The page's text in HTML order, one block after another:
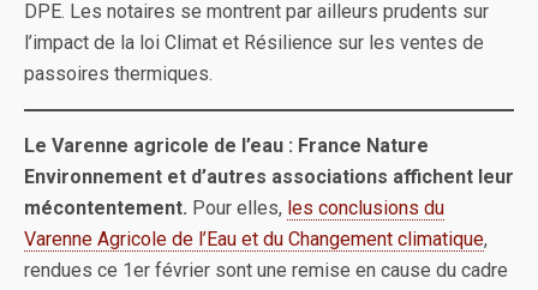
DPE. Les notaires se montrent par ailleurs prudents sur
l’impact de la loi Climat et Résilience sur les ventes de
passoires thermiques.
Le Varenne agricole de l’eau : France Nature
Environnement et d’autres associations affichent leur
mécontentement. Pour elles, les conclusions du
Varenne Agricole de l’Eau et du Changement climatique,
rendues ce 1er février sont une remise en cause du cadre